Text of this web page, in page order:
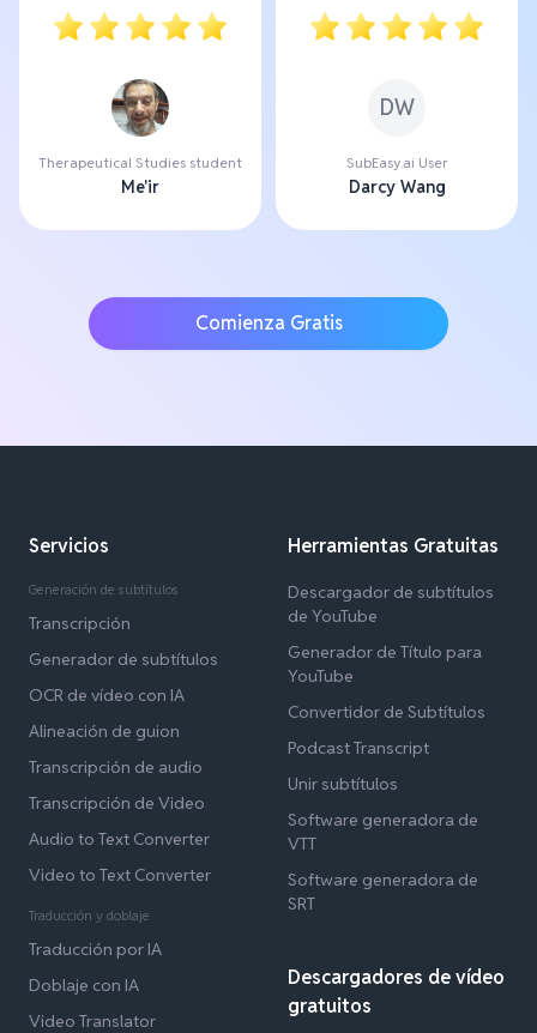
Therapeutical Studies student
Me'ir
DW
SubEasy.ai User
Darcy Wang
Comienza Gratis
Servicios
Generación de subtítulos
Transcripción
Generador de subtítulos
OCR de vídeo con IA
Alineación de guion
Transcripción de audio
Transcripción de Video
Audio to Text Converter
Video to Text Converter
Traducción y doblaje
Traducción por IA
Doblaje con IA
Video Translator
Herramientas Gratuitas
Descargador de subtítulos
de YouTube
Generador de Título para
YouTube
Convertidor de Subtítulos
Podcast Transcript
Unir subtítulos
Software generadora de
VTT
Software generadora de
SRT
Descargadores de vídeo
gratuitos